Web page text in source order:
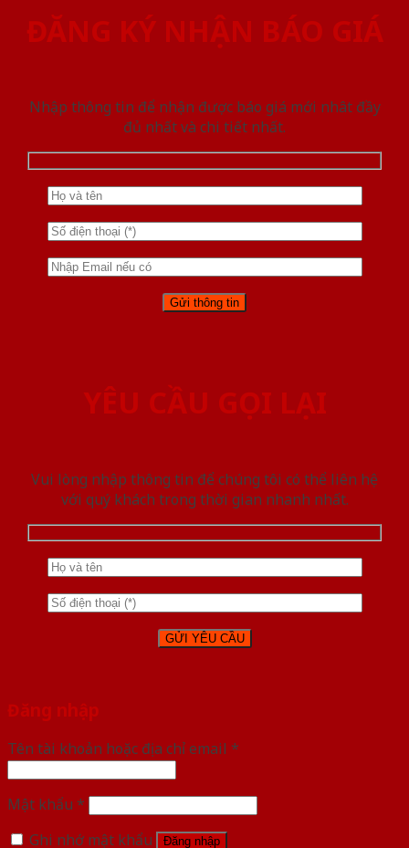
ĐĂNG KÝ NHẬN BÁO GIÁ
Nhập thông tin để nhận được báo giá mới nhât đầy
đủ nhất và chi tiết nhất.
YÊU CẦU GỌI LẠI
Vui lòng nhập thông tin để chúng tôi có thể liên hệ
với quý khách trong thời gian nhanh nhất.
Đăng nhập
Tên tài khoản hoặc địa chỉ email *
Mật khẩu *
Ghi nhớ mật khẩu
Đăng nhập